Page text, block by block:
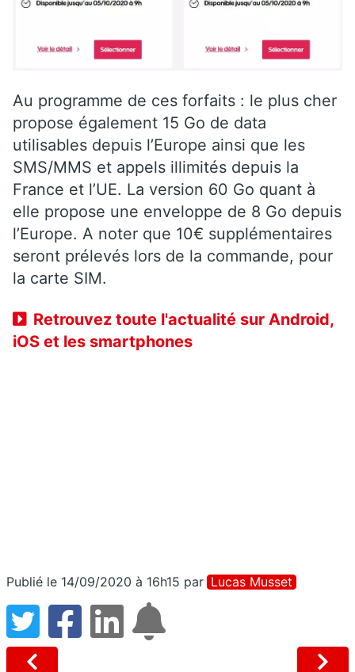
Au programme de ces forfaits : le plus cher
propose également 15 Go de data
utilisables depuis l’Europe ainsi que les
SMS/MMS et appels illimités depuis la
France et l’UE. La version 60 Go quant à
elle propose une enveloppe de 8 Go depuis
l’Europe. A noter que 10€ supplémentaires
seront prélevés lors de la commande, pour
la carte SIM.
Retrouvez toute l'actualité sur Android,
iOS et les smartphones
Publié le 14/09/2020 à 16h15 par Lucas Musset